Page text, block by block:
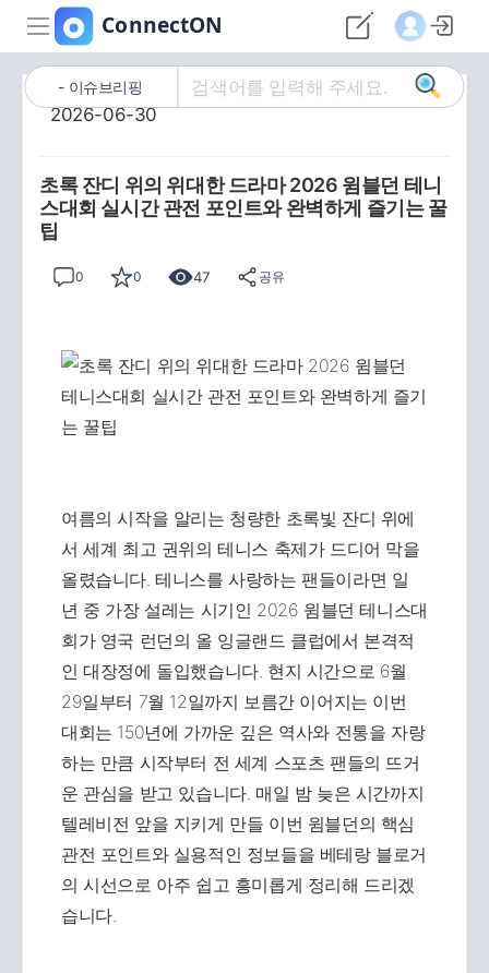
이슈브리핑
2026-06-30
초록 잔디 위의 위대한 드라마 2026 윔블던 테니
스대회 실시간 관전 포인트와 완벽하게 즐기는 꿀
팁
0 0 47 공유
여름의 시작을 알리는 청량한 초록빛 잔디 위에
서 세계 최고 권위의 테니스 축제가 드디어 막을
올렸습니다. 테니스를 사랑하는 팬들이라면 일
년 중 가장 설레는 시기인 2026 윔블던 테니스대
회가 영국 런던의 올 잉글랜드 클럽에서 본격적
인 대장정에 돌입했습니다. 현지 시간으로 6월
29일부터 7월 12일까지 보름간 이어지는 이번
대회는 150년에 가까운 깊은 역사와 전통을 자랑
하는 만큼 시작부터 전 세계 스포츠 팬들의 뜨거
운 관심을 받고 있습니다. 매일 밤 늦은 시간까지
텔레비전 앞을 지키게 만들 이번 윔블던의 핵심
관전 포인트와 실용적인 정보들을 베테랑 블로거
의 시선으로 아주 쉽고 흥미롭게 정리해 드리겠
습니다.